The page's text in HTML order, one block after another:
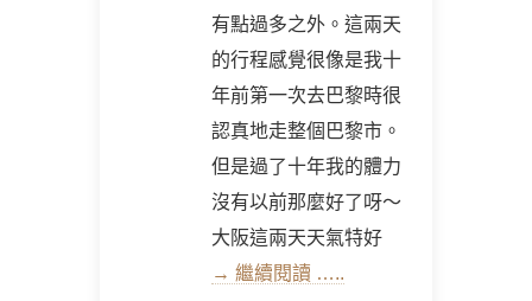
有點過多之外。這兩天
的行程感覺很像是我十
年前第一次去巴黎時很
認真地走整個巴黎市。
但是過了十年我的體力
沒有以前那麼好了呀～
大阪這兩天天氣特好
→ 繼續閱讀 …..